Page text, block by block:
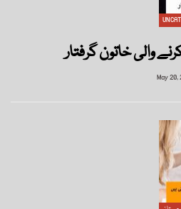
والی خاتون گرفتار
May 20,